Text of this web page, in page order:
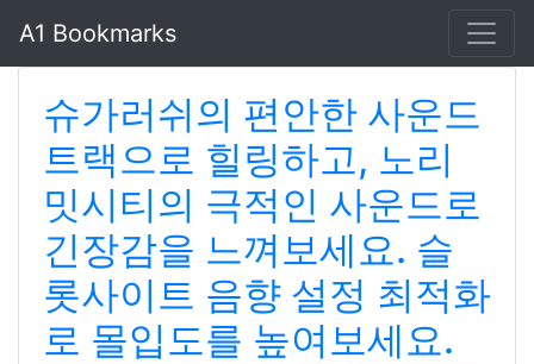
A1 Bookmarks
슈가러쉬의 편안한 사운드
트랙으로 힐링하고, 노리
밋시티의 극적인 사운드로
긴장감을 느껴보세요. 슬
롯사이트 음향 설정 최적화
로 몰입도를 높여보세요.